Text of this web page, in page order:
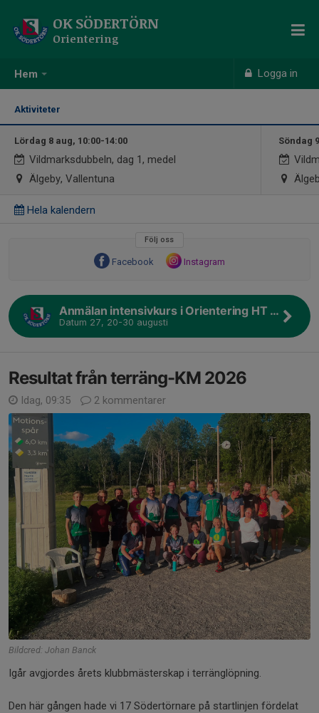
Hem Logga in
OK SÖDERTÖRN
Orientering
Aktiviteter
Lördag 8 aug, 10:00-14:00
Vildmarksdubbeln, dag 1, medel
Älgeby, Vallentuna
Söndag
Hela kalendern
Följ oss
Facebook Instagram
Anmälan intensivkurs i Orientering HT 26
Datum 27, 20-30 augusti
Resultat från terräng-KM 2026
Idag, 09:35 2 kommentarer
Bildcred: Johan Banck
Igår avgjordes årets klubbmästerskap i terränglöpning.
Den här gången hade vi 17 Södertörnare på startlinjen fördelat